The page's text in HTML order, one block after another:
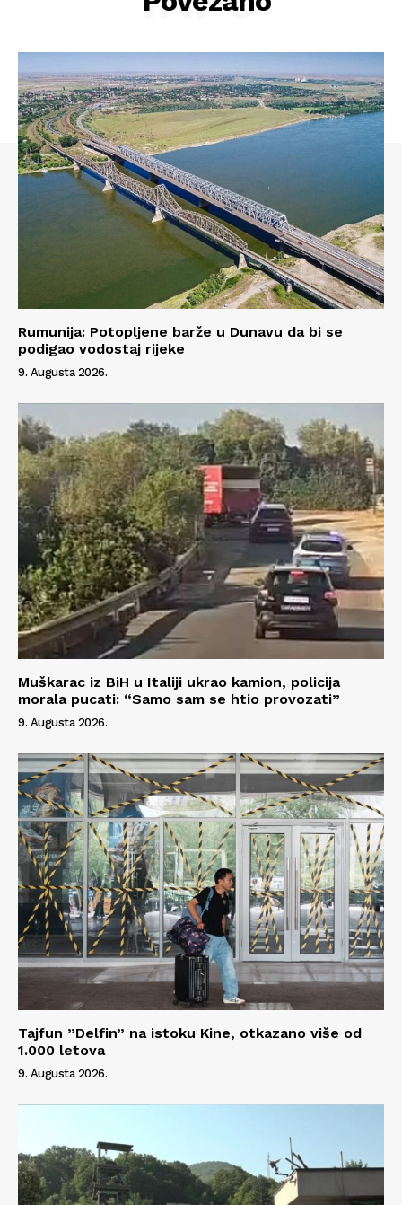
Info
Kontakt
Impressum
Rumunija: Potopljene barže u Dunavu da bi se
podigao vodostaj rijeke
9. Augusta 2026.
Muškarac iz BiH u Italiji ukrao kamion, policija
morala pucati: “Samo sam se htio provozati”
9. Augusta 2026.
Tajfun ”Delfin” na istoku Kine, otkazano više od
1.000 letova
9. Augusta 2026.